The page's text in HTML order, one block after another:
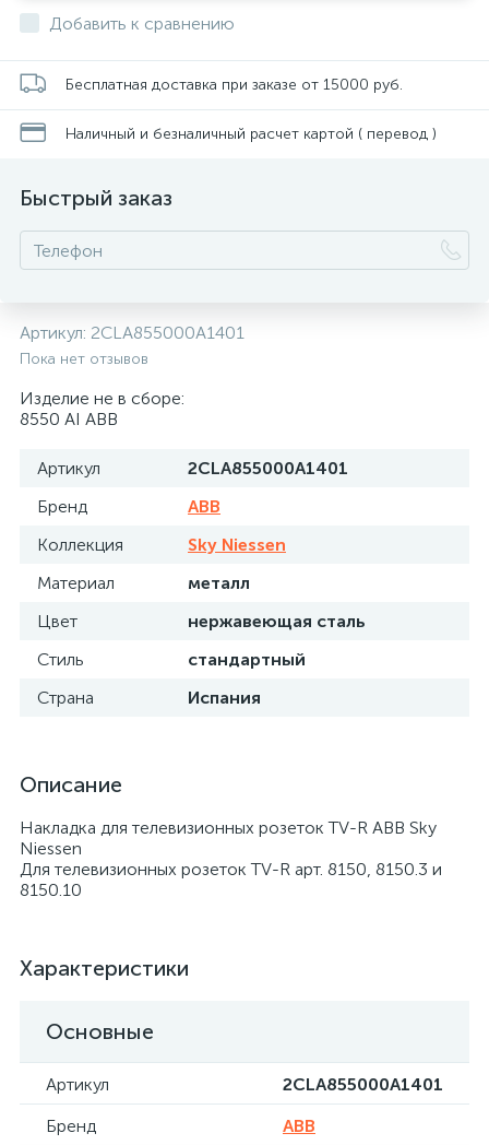
Добавить к сравнению
Бесплатная доставка при заказе от 15000 руб.
Наличный и безналичный расчет картой ( перевод )
Быстрый заказ
Артикул: 2CLA855000A1401
Пока нет отзывов
Изделие не в сборе:
8550 AI ABB
Артикул
2CLA855000A1401
Бренд
ABB
Коллекция
Sky Niessen
Материал
металл
Цвет
нержавеющая сталь
Стиль
стандартный
Страна
Испания
Описание
Накладка для телевизионных розеток TV-R ABB Sky
Niessen
Для телевизионных розеток TV-R арт. 8150, 8150.3 и
8150.10
Характеристики
Основные
Артикул
2CLA855000A1401
Бренд
ABB